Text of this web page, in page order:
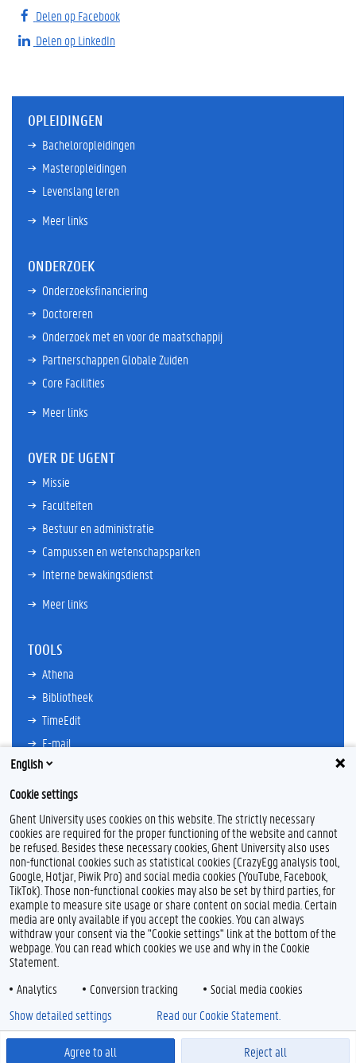
Delen op Facebook
Delen op LinkedIn
OPLEIDINGEN
Bacheloropleidingen
Masteropleidingen
Levenslang leren
Meer links
ONDERZOEK
Onderzoeksfinanciering
Doctoreren
Onderzoek met en voor de maatschappij
Partnerschappen Globale Zuiden
Core Facilities
Meer links
OVER DE UGENT
Missie
Faculteiten
Bestuur en administratie
Campussen en wetenschapsparken
Interne bewakingsdienst
Meer links
TOOLS
Athena
Bibliotheek
TimeEdit
E-mail
Ufora
Oasis
Research Explorer
F
a
c
e
b
o
o
k
L
i
n
k
e
d
I
Y
o
u
T
u
b
e
I
n
s
t
a
g
r
Feedback
Privacy
Disclaimer
Toegankelijkheid
© 2026 Universiteit Gent
English
Cookie settings
Ghent University uses cookies on this website. The strictly necessary
cookies are required for the proper functioning of the website and cannot
be refused. Besides these necessary cookies, Ghent University also uses
non-functional cookies such as statistical cookies (CrazyEgg analysis tool,
Google, Hotjar, Piwik Pro) and social media cookies (YouTube, Facebook,
TikTok). Those non-functional cookies may also be set by third parties, for
example to measure site usage or share content on social media. Certain
media are only available if you accept the cookies. You can always
withdraw your consent via the "Cookie settings" link at the bottom of the
webpage. You can read which cookies we use and why in the Cookie
Statement.
Analytics
Conversion tracking Social media cookies
Agree to all Reject all
Show detailed settings Read our Cookie Statement.